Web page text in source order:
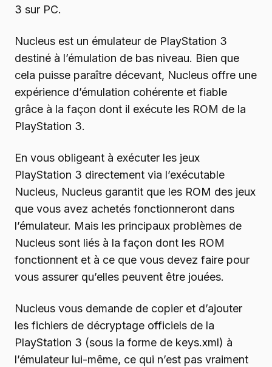
3 sur PC.
Nucleus est un émulateur de PlayStation 3
destiné à l’émulation de bas niveau. Bien que
cela puisse paraître décevant, Nucleus offre une
expérience d’émulation cohérente et fiable
grâce à la façon dont il exécute les ROM de la
PlayStation 3.
En vous obligeant à exécuter les jeux
PlayStation 3 directement via l’exécutable
Nucleus, Nucleus garantit que les ROM des jeux
que vous avez achetés fonctionneront dans
l’émulateur. Mais les principaux problèmes de
Nucleus sont liés à la façon dont les ROM
fonctionnent et à ce que vous devez faire pour
vous assurer qu’elles peuvent être jouées.
Nucleus vous demande de copier et d’ajouter
les fichiers de décryptage officiels de la
PlayStation 3 (sous la forme de keys.xml) à
l’émulateur lui-même, ce qui n’est pas vraiment